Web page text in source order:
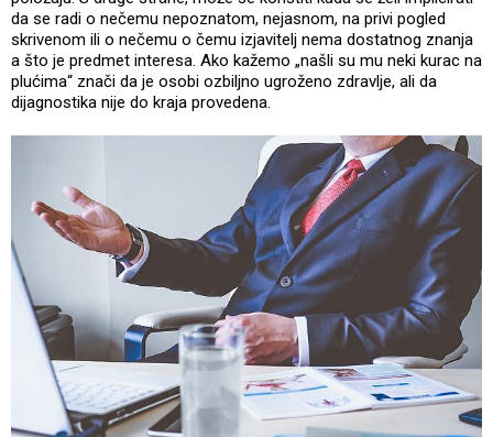
da se radi o nečemu nepoznatom, nejasnom, na privi pogled
skrivenom ili o nečemu o čemu izjavitelj nema dostatnog znanja
a što je predmet interesa. Ako kažemo „našli su mu neki kurac na
plućima“ znači da je osobi ozbiljno ugroženo zdravlje, ali da
dijagnostika nije do kraja provedena.